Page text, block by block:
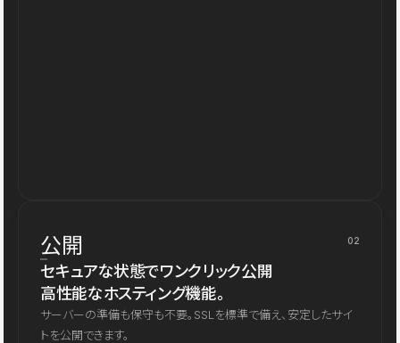
公開 02
セキュアな状態でワンクリック公開
高性能なホスティング機能。
サーバーの準備も保守も不要。SSLを標準で備え、安定したサイ
トを公開できます。